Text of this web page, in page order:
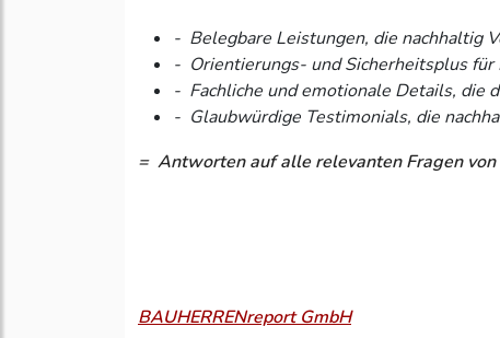
- Belegbare Leistungen, die nachhaltig
- Orientierungs- und Sicherheitsplus für
- Fachliche und emotionale Details, die
- Glaubwürdige Testimonials, die
= Antworten auf alle relevanten Fragen von
BAUHERRENreport GmbH